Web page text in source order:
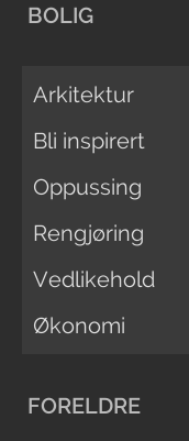
BOLIG
Arkitektur
Bli inspirert
Oppussing
Rengjøring
Vedlikehold
Økonomi
FORELDRE